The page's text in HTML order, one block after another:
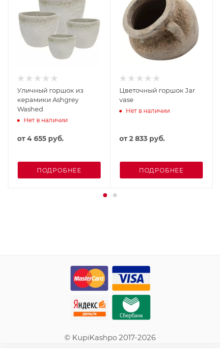
Уличный горшок из
керамики Ashgrey
Washed
Нет в наличии
от4 655 руб.
ПОДРОБНЕЕ
Цветочный горшок Jar
vase
Нет в наличии
от2 833 руб.
ПОДРОБНЕЕ
© KupiKashpo 2017-2026